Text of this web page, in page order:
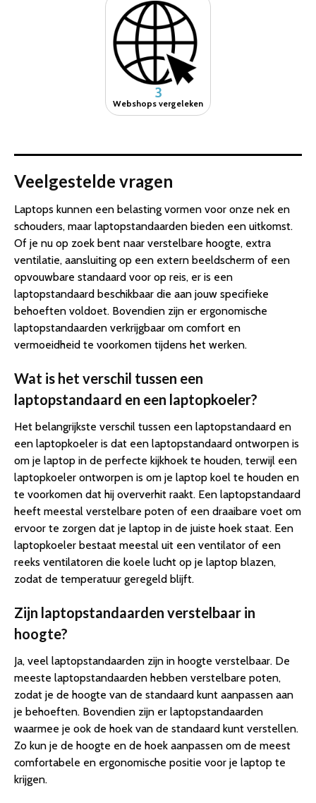
3
Webshops vergeleken
Veelgestelde vragen
Laptops kunnen een belasting vormen voor onze nek en
schouders, maar laptopstandaarden bieden een uitkomst.
Of je nu op zoek bent naar verstelbare hoogte, extra
ventilatie, aansluiting op een extern beeldscherm of een
opvouwbare standaard voor op reis, er is een
laptopstandaard beschikbaar die aan jouw specifieke
behoeften voldoet. Bovendien zijn er ergonomische
laptopstandaarden verkrijgbaar om comfort en
vermoeidheid te voorkomen tijdens het werken.
Wat is het verschil tussen een
laptopstandaard en een laptopkoeler?
Het belangrijkste verschil tussen een laptopstandaard en
een laptopkoeler is dat een laptopstandaard ontworpen is
om je laptop in de perfecte kijkhoek te houden, terwijl een
laptopkoeler ontworpen is om je laptop koel te houden en
te voorkomen dat hij oververhit raakt. Een laptopstandaard
heeft meestal verstelbare poten of een draaibare voet om
ervoor te zorgen dat je laptop in de juiste hoek staat. Een
laptopkoeler bestaat meestal uit een ventilator of een
reeks ventilatoren die koele lucht op je laptop blazen,
zodat de temperatuur geregeld blijft.
Zijn laptopstandaarden verstelbaar in
hoogte?
Ja, veel laptopstandaarden zijn in hoogte verstelbaar. De
meeste laptopstandaarden hebben verstelbare poten,
zodat je de hoogte van de standaard kunt aanpassen aan
je behoeften. Bovendien zijn er laptopstandaarden
waarmee je ook de hoek van de standaard kunt verstellen.
Zo kun je de hoogte en de hoek aanpassen om de meest
comfortabele en ergonomische positie voor je laptop te
krijgen.